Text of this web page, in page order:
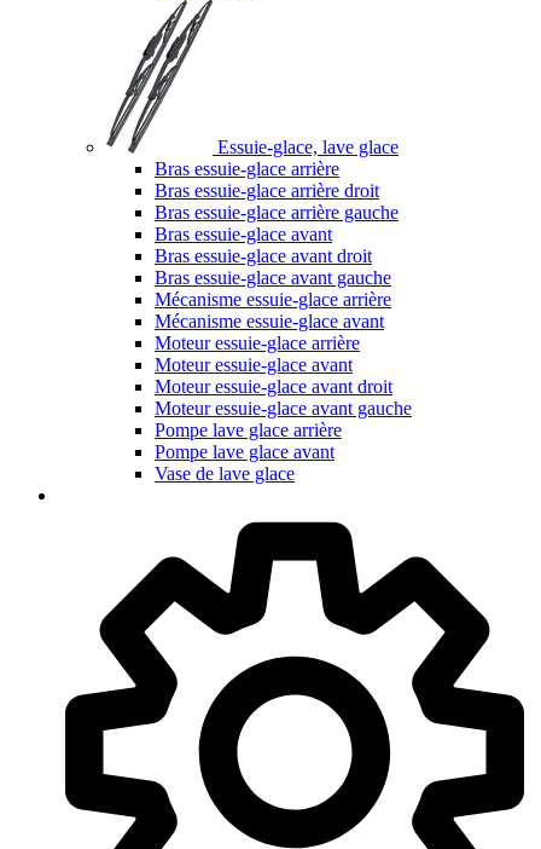
Essuie-glace, lave glace
Bras essuie-glace arrière
Bras essuie-glace arrière droit
Bras essuie-glace arrière gauche
Bras essuie-glace avant
Bras essuie-glace avant droit
Bras essuie-glace avant gauche
Mécanisme essuie-glace arrière
Mécanisme essuie-glace avant
Moteur essuie-glace arrière
Moteur essuie-glace avant
Moteur essuie-glace avant droit
Moteur essuie-glace avant gauche
Pompe lave glace arrière
Pompe lave glace avant
Vase de lave glace